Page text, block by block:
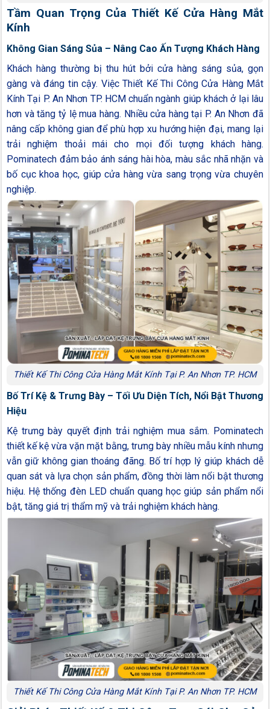
Tầm Quan Trọng Của Thiết Kế Cửa Hàng Mắt
Kính
Không Gian Sáng Sủa – Nâng Cao Ấn Tượng Khách Hàng
Khách hàng thường bị thu hút bởi cửa hàng sáng sủa, gọn
gàng và đáng tin cậy. Việc Thiết Kế Thi Công Cửa Hàng Mắt
Kính Tại P. An Nhơn TP. HCM chuẩn ngành giúp khách ở lại lâu
hơn và tăng tỷ lệ mua hàng. Nhiều cửa hàng tại P. An Nhơn đã
nâng cấp không gian để phù hợp xu hướng hiện đại, mang lại
trải nghiệm thoải mái cho mọi đối tượng khách hàng.
Pominatech đảm bảo ánh sáng hài hòa, màu sắc nhã nhặn và
bố cục khoa học, giúp cửa hàng vừa sang trọng vừa chuyên
nghiệp.
Thiết Kế Thi Công Cửa Hàng Mắt Kính Tại P. An Nhơn TP. HCM
Bố Trí Kệ & Trưng Bày – Tối Ưu Diện Tích, Nổi Bật Thương
Hiệu
Kệ trưng bày quyết định trải nghiệm mua sắm. Pominatech
thiết kế kệ vừa vặn mặt bằng, trưng bày nhiều mẫu kính nhưng
vẫn giữ không gian thoáng đãng. Bố trí hợp lý giúp khách dễ
quan sát và lựa chọn sản phẩm, đồng thời làm nổi bật thương
hiệu. Hệ thống đèn LED chuẩn quang học giúp sản phẩm nổi
bật, tăng giá trị thẩm mỹ và trải nghiệm khách hàng.
Thiết Kế Thi Công Cửa Hàng Mắt Kính Tại P. An Nhơn TP. HCM